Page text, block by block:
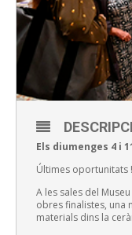
Els diumenges 4 i
Últimes oportunitats !
A les sales del
obres finalistes, una
materials dins la